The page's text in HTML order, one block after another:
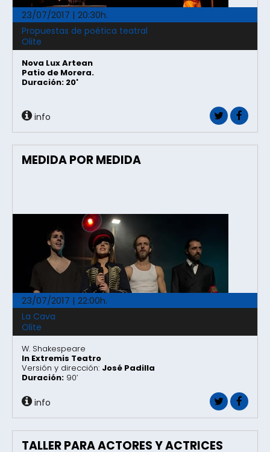
23/07/2017 | 20:30h.
Propuestas de poética teatral
Olite
Nova Lux Artean
Patio de Morera.
Duración: 20'
info
MEDIDA POR MEDIDA
23/07/2017 | 22:00h.
La Cava
Olite
W. Shakespeare
In Extremis Teatro
Versión y dirección: José Padilla
Duración: 90’
info
TALLER PARA ACTORES Y ACTRICES